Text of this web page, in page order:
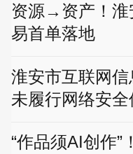
资源→资产！淮
易首单落地
淮安市互联网
未履行网络安
“作品须AI创作”